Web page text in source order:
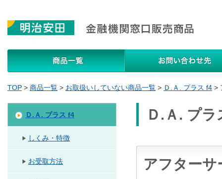
TOP > 商品一覧 > お取扱いしていない商品一覧 > Ｄ.Ａ. プラス f4 >
Ｄ.Ａ. プラ
アフターサ
Ｄ.Ａ. プラス f4
しくみ・特徴
お受取方法